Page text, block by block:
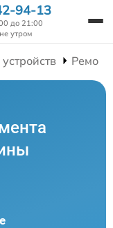
94-13
до 21:00
утром